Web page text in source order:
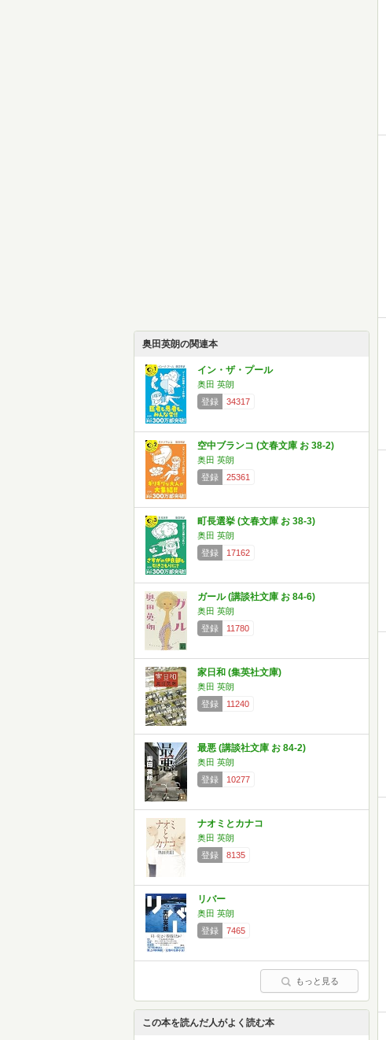
奥田英朗の関連本
イン・ザ・プール
奥田 英朗
登録
34317
空中ブランコ (文春文庫 お 38-2)
奥田 英朗
登録
25361
町長選挙 (文春文庫 お 38-3)
奥田 英朗
登録
17162
ガール (講談社文庫 お 84-6)
奥田 英朗
登録
11780
家日和 (集英社文庫)
奥田 英朗
登録
11240
最悪 (講談社文庫 お 84-2)
奥田 英朗
登録
10277
ナオミとカナコ
奥田 英朗
登録
8135
リバー
奥田 英朗
登録
7465
もっと見る
この本を読んだ人がよく読む本